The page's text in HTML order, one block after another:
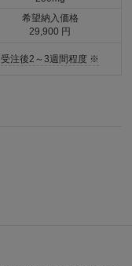
希望納入価格
29,900 円
受注後2～3週間程度 ※